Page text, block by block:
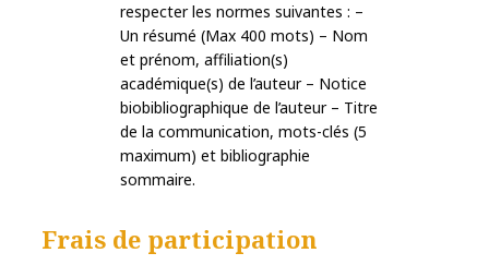
respecter les normes suivantes : –
Un résumé (Max 400 mots) – Nom
et prénom, affiliation(s)
académique(s) de l’auteur – Notice
biobibliographique de l’auteur – Titre
de la communication, mots-clés (5
maximum) et bibliographie
sommaire.
Frais de participation